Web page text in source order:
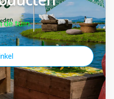
de tuin.